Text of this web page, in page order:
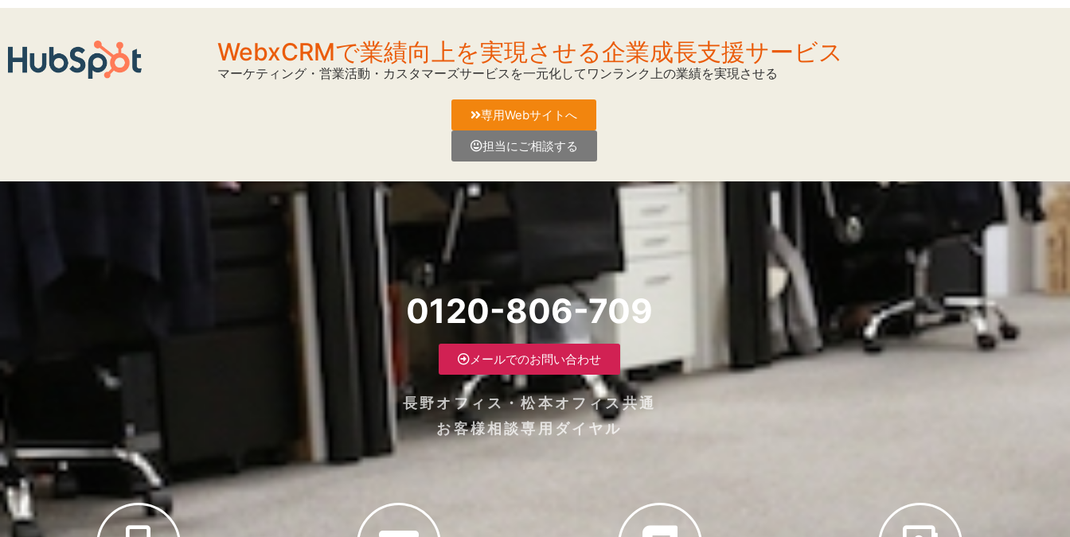
WebxCRMで業績向上を実現させる企業成長支援サービス
マーケティング・営業活動・カスタマーズサービスを一元化してワンランク上の業績を実現させる
専用Webサイトへ
担当にご相談する
0120-806-709
メールでのお問い合わせ
長野オフィス・松本オフィス共通
お客様相談専用ダイヤル